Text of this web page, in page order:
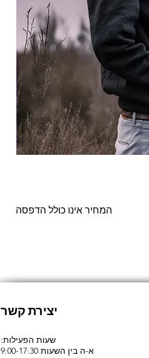
המחיר אינו כולל הדפסה
יצירת קשר
:שעות הפעילות
א-ה בין השעות 9:00-17:30